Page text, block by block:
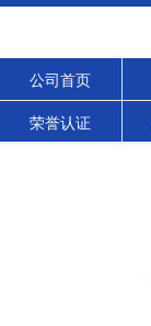
公司首页
荣誉认证